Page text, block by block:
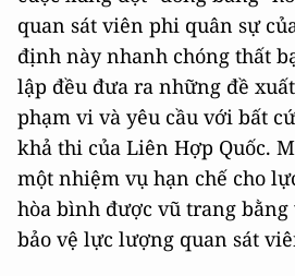
quan sát viên phi quân sự
định này nhanh chóng thất
lập đều đưa ra những đề
phạm vi và yêu cầu với bất
khả thi của Liên Hợp Quốc.
một nhiệm vụ hạn chế cho
hòa bình được vũ trang
bảo vệ lực lượng quan sát